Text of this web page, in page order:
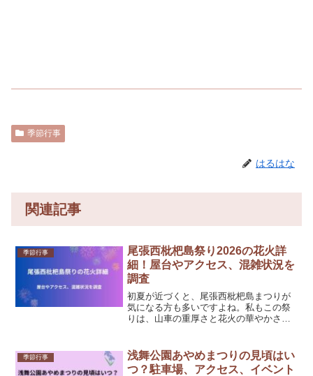
季節行事
はるはな
関連記事
季節行事
尾張西枇杷島祭り2026の花火詳
細！屋台やアクセス、混雑状況を
調査
初夏が近づくと、尾張西枇杷島まつりが
気になる方も多いですよね。私もこの祭
りは、山車の重厚さと花火の華やかさが
まつりが日を分けて行われるので、予定
を立てる前に流れを知...
季節行事
浅舞公園あやめまつりの見頃はい
つ？駐車場、アクセス、イベント